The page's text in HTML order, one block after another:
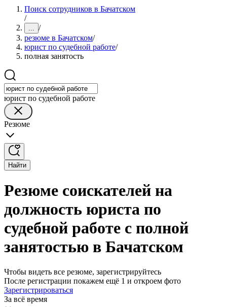
Поиск сотрудников в Бачатском
/
... /
резюме в Бачатском/
юрист по судебной работе/
полная занятость
юрист по судебной работе
Резюме
Найти
Резюме соискателей на
должность юриста по
судебной работе с полной
занятостью в Бачатском
Чтобы видеть все резюме, зарегистрируйтесь
После регистрации покажем ещё 1 и откроем фото
Зарегистрироваться
За всё время